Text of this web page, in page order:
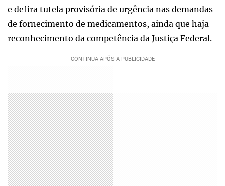
e defira tutela provisória de urgência nas demandas
de fornecimento de medicamentos, ainda que haja
reconhecimento da competência da Justiça Federal.